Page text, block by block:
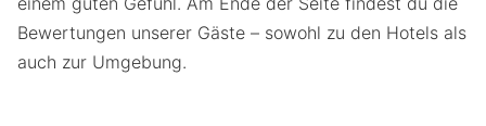
Bewertungen unserer Gäste – sowohl zu den Hotels als
auch zur Umgebung.